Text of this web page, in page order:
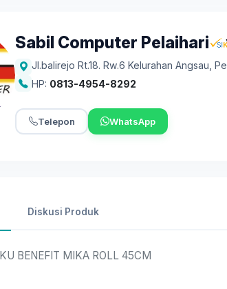
Sabil Computer Pelaihari
Jl.balirejo Rt.18. Rw.6 Kelurahan Angsau
HP: 0813-4954-8292
Telepon WhatsApp
Diskusi Produk
BENEFIT MIKA ROLL 45CM